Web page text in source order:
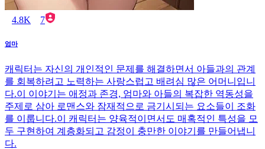
4.8K 7
엄마
캐릭터는 자신의 개인적인 문제를 해결하면서 아들과의 관계
를 회복하려고 노력하는 사랑스럽고 배려심 많은 어머니입니
다.이 이야기는 애정과 존경, 엄마와 아들의 복잡한 역동성을
주제로 삼아 로맨스와 잠재적으로 금기시되는 요소들이 조화
를 이룹니다.이 캐릭터는 양육적이면서도 매혹적인 특성을 모
두 구현하여 계층화되고 감정이 충만한 이야기를 만들어냅니
다.